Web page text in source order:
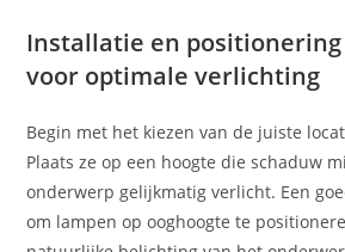
Installatie en
voor optimale verlichting
Begin met het kiezen van de juiste
Plaats ze op een hoogte die schaduw
onderwerp gelijkmatig verlicht. Een
om lampen op ooghoogte te